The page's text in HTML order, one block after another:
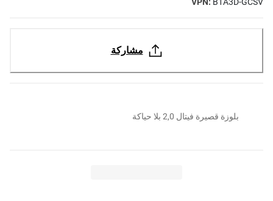
مشاركة
بلوزة قصيرة فيتال 2,0 بلا حياكة